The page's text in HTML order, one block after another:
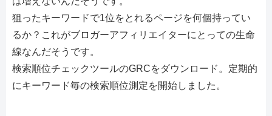
狙ったキーワードで1位をとれるページを何個持ってい
るか？これがブロガーアフィリエイターにとっての生命
線なんだそうです。
検索順位チェックツールのGRCをダウンロード。定期的
にキーワード毎の検索順位測定を開始しました。